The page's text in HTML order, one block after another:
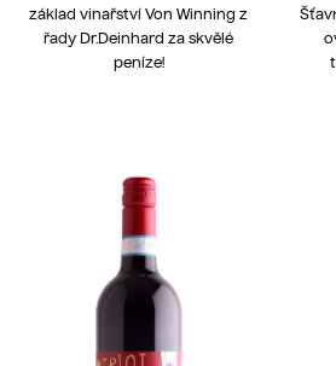
základ vinařství Von Winning z
řady Dr.Deinhard za skvělé
peníze!